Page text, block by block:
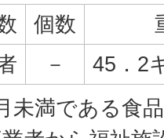
個数
－
45．2
未満である食